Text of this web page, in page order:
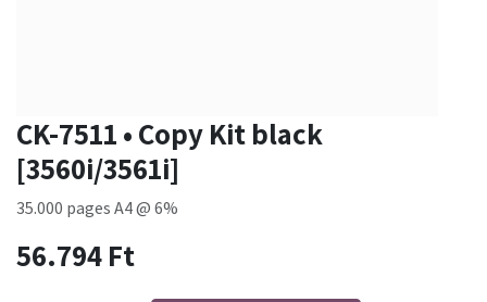
CK-7511 • Copy Kit black
[3560i/3561i]
35.000 pages A4 @ 6%
56.794Ft